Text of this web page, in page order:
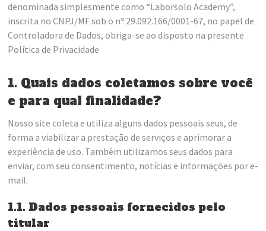
denominada simplesmente como “Laborsolo Academy”,
inscrita no CNPJ/MF sob o nº 29.092.166/0001-67, no papel de
Controladora de Dados, obriga-se ao disposto na presente
Política de Privacidade
1. Quais dados coletamos sobre você
e para qual finalidade?
Nosso site coleta e utiliza alguns dados pessoais seus, de
forma a viabilizar a prestação de serviços e aprimorar a
experiência de uso. Também utilizamos seus dados para
enviar, com seu consentimento, notícias e informações por e-
mail.
1.1. Dados pessoais fornecidos pelo
titular